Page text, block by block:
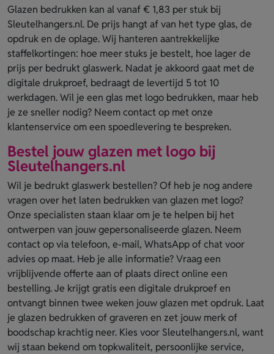
Glazen bedrukken kan al vanaf € 1,83 per stuk bij
Sleutelhangers.nl. De prijs hangt af van het type glas, de
opdruk en de oplage. Wij hanteren aantrekkelijke
staffelkortingen: hoe meer stuks je bestelt, hoe lager de
prijs per bedrukt glaswerk. Nadat je akkoord gaat met de
digitale drukproef, bedraagt de levertijd 5 tot 10
werkdagen. Wil je een glas met logo bedrukken, maar heb
je ze sneller nodig? Neem contact op met onze
klantenservice om een spoedlevering te bespreken.
Bestel jouw glazen met logo bij
Sleutelhangers.nl
Wil je bedrukt glaswerk bestellen? Of heb je nog andere
vragen over het laten bedrukken van glazen met logo?
Onze specialisten staan klaar om je te helpen bij het
ontwerpen van jouw gepersonaliseerde glazen. Neem
contact op via telefoon, e-mail, WhatsApp of chat voor
advies op maat. Heb je alle informatie? Vraag een
vrijblijvende offerte aan of plaats direct online een
bestelling. Je krijgt gratis een digitale drukproef en
ontvangt binnen twee weken jouw glazen met opdruk. Laat
je glazen bedrukken of graveren en zet jouw merk of
boodschap krachtig neer. Kies voor Sleutelhangers.nl, want
wij staan bekend om topkwaliteit, persoonlijke service,